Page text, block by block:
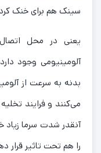
سینک هم برای خنک
یعنی در محل
آلومینیومی وجود
بدنه به سرعت از
می‌کنند و فرایند
آنقدر شدت سرما
را هم تحت تاثیر قرار